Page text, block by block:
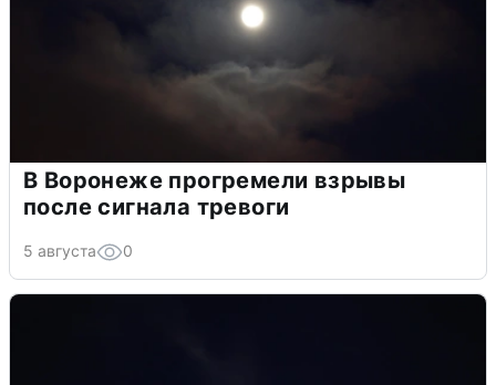
В Воронеже прогремели взрывы
после сигнала тревоги
5 августа 0